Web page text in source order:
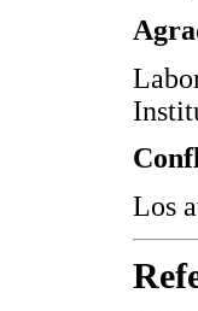
Los